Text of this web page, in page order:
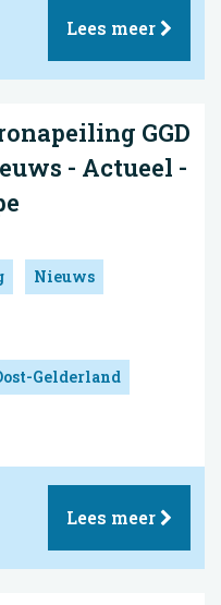
Lees meer
GGD
- Actueel -
Nieuws
Gelderland
Lees meer